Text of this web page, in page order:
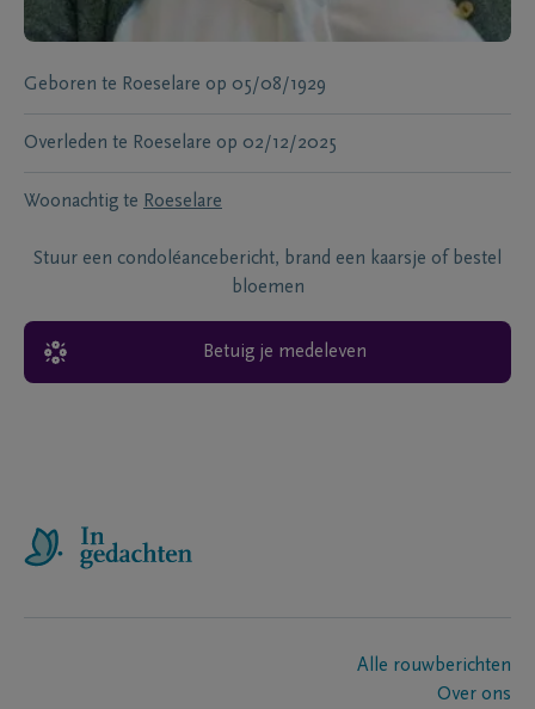
Geboren te Roeselare op 05/08/1929
Overleden te Roeselare op 02/12/2025
Woonachtig te Roeselare
Stuur een condoléancebericht, brand een kaarsje of bestel
bloemen
Betuig je medeleven
Alle rouwberichten
Over ons